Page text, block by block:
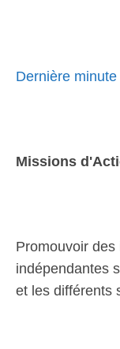
Dernière
Missions
Promouvoir
indépendantes
et les différents